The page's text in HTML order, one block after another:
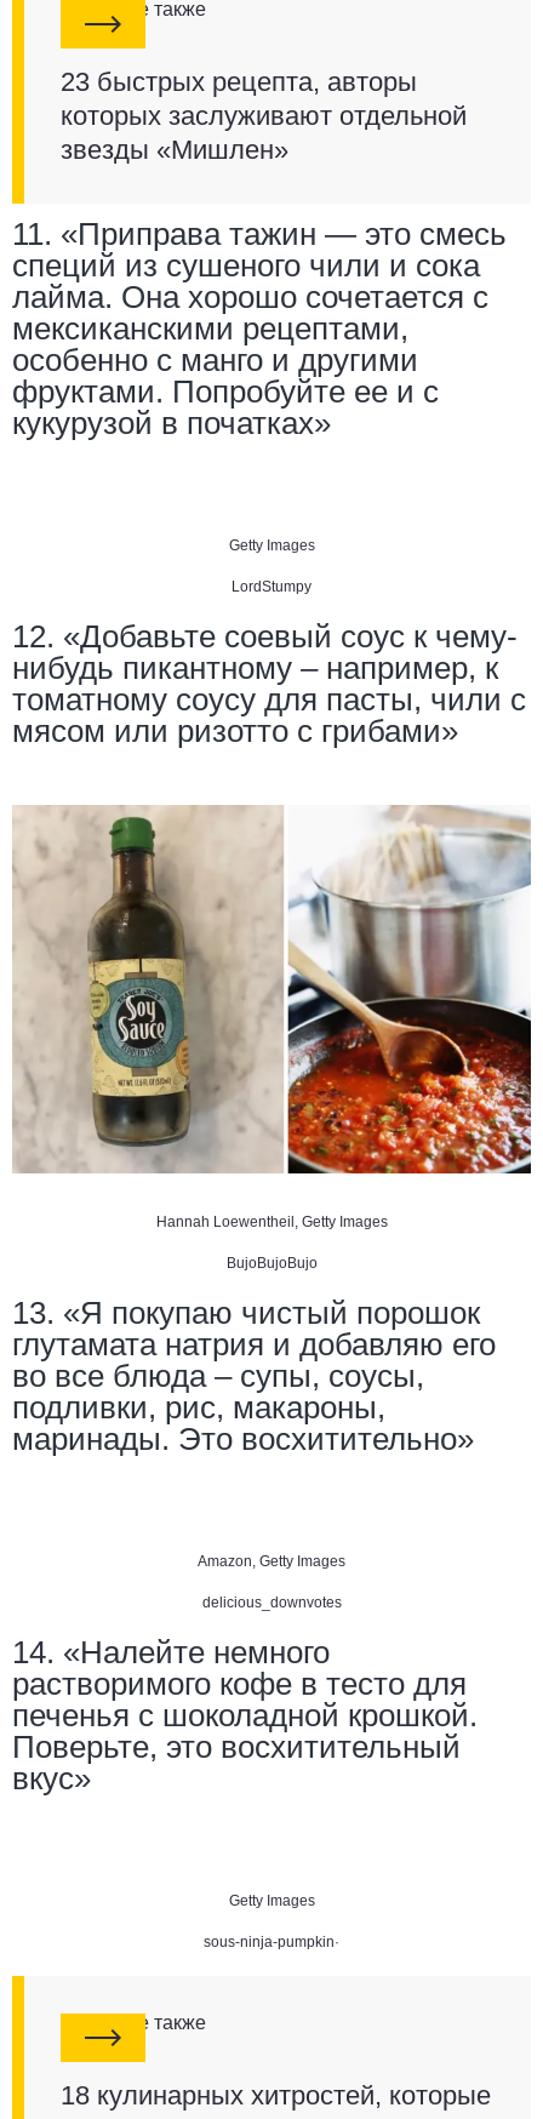
Смотрите также
23 быстрых рецепта, авторы
которых заслуживают отдельной
звезды «Мишлен»
11. «Приправа тажин — это смесь
специй из сушеного чили и сока
лайма. Она хорошо сочетается с
мексиканскими рецептами,
особенно с манго и другими
фруктами. Попробуйте ее и с
кукурузой в початках»
Getty Images
LordStumpy
12. «Добавьте соевый соус к чему-
нибудь пикантному – например, к
томатному соусу для пасты, чили с
мясом или ризотто с грибами»
Hannah Loewentheil, Getty Images
BujoBujoBujo
13. «Я покупаю чистый порошок
глутамата натрия и добавляю его
во все блюда – супы, соусы,
подливки, рис, макароны,
маринады. Это восхитительно»
Amazon, Getty Images
delicious_downvotes
14. «Налейте немного
растворимого кофе в тесто для
печенья с шоколадной крошкой.
Поверьте, это восхитительный
вкус»
Getty Images
sous-ninja-pumpkin·
Смотрите также
18 кулинарных хитростей, которые